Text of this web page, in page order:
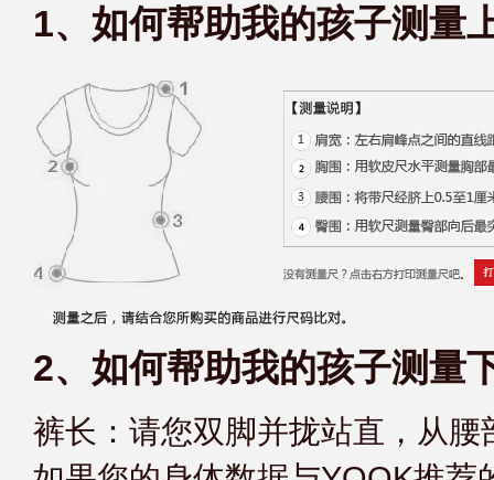
1、如何帮助我的孩子测量
2、如何帮助我的孩子测量
裤长：请您双脚并拢站直，从